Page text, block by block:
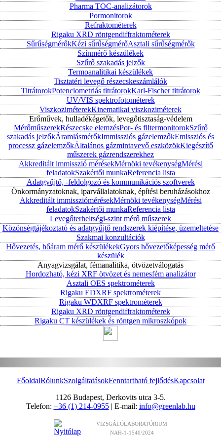
Pharma TOC-analizátorok
Pormonitorok
Refraktométerek
Rigaku XRD röntgendiffraktométerek
SűrűségmérőkKézi sűrűségmérőAsztali sűrűségmérők
Színmérő készülékek
Szűrő szakadás jelzők
Termoanalitikai készülékek
Tisztatéri levegő részecskeszámlálók
TitrátorokPotenciometriás titrátorokKarl-Fischer titrátorok
UV/VIS spektrofotométerek
ViszkoziméterekKinematikai viszkoziméterek
Erőművek, hulladékégetők, levegőtisztaság-védelem
MérőműszerekRészecske elemzésPor- és filtermonitorokSzűrő
szakadás jelzőkÁramlásmérőkImmissziós gázelemzőkEmissziós és
processz gázelemzőkÁltalános gázmintavevő eszközökKiegészítő
műszerek gázrendszerekhez
Akkreditált immisszió mérésekMérnöki tevékenységMérési
feladatokSzakértői munkaReferencia lista
Adatgyűjtő, -feldolgozó és kommunikációs szoftverek
Önkormányzatoknak, iparvállalatoknak, építési beruházásokhoz
Akkreditált immissziómérésekMérnöki tevékenységMérési
feladatokSzakértői munkaReferencia lista
Levegőterheltségi-szint mérő műszerek
Közönségtájékoztató és adatgyűjtő rendszerek kiépítése, üzemeltetése
Szakmai konzultációk
Hővezetés, hőáram mérő készülékekGyors hővezetőképesség mérő
készülék
Anyagvizsgálat, fémanalitika, ötvözetválogatás
Hordozható, kézi XRF ötvözet és nemesfém analizátor
Asztali OES spektrométerek
Rigaku EDXRF spektrométerek
Rigaku WDXRF spektrométerek
Rigaku XRD röntgendiffraktométerek
Rigaku CT készülékek és röntgen mikroszkópok
FőoldalRólunkSzolgáltatásokFenntartható fejlődésKapcsolat
1126 Budapest, Derkovits utca 3-5.
Telefon: +36 (1) 214-0955| E-mail: info@greenlab.hu
VIZSGÁLÓLABORATÓRIUM
NAH-1-1540/2024